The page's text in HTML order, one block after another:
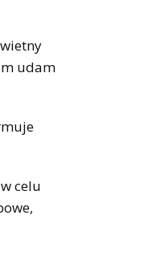
udam
celu